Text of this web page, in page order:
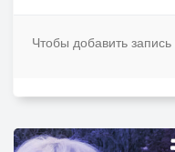
Чтобы добавить запись